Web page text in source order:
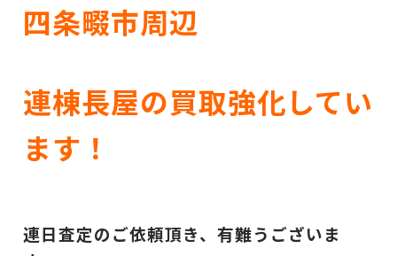
四条畷市周辺
連棟長屋の買取強化してい
ます！
連日査定のご依頼頂き、有難うございま